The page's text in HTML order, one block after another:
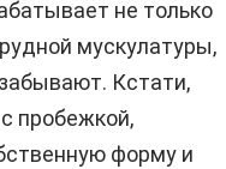
не только
мускулатуры,
Кстати,
пробежкой,
форму и